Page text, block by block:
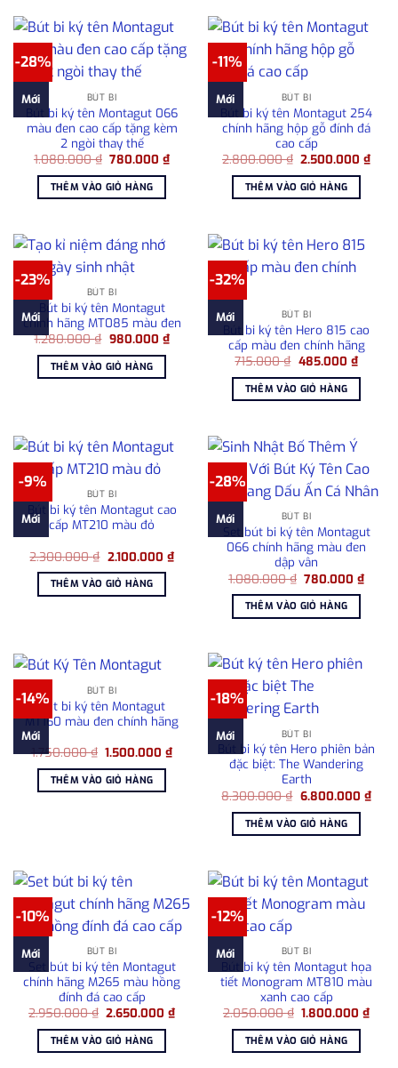
-28%
Mới BÚT BI
Bút bi ký tên Montagut 066
màu đen cao cấp tặng kèm
2 ngòi thay thế
1.080.000₫ Giá
là:
1.080.000 ₫.
780.000₫Giá
hiện
THÊM VÀO GIỎ HÀNG
-11%
Mới BÚT BI
Bút bi ký tên Montagut 254
chính hãng hộp gỗ đính đá
cao cấp
2.800.000₫ Giá
là:
2.800.000 ₫.
2.500.000₫Giá
hiện
THÊM VÀO GIỎ HÀNG
-23%
Mới
BÚT BI
Bút bi ký tên Montagut
chính hãng MT085 màu đen
1.280.000₫ Giá
là:
1.280.000 ₫.
980.000 ₫Giá
hiện
THÊM VÀO GIỎ HÀNG
-32%
Mới BÚT BI
Bút bi ký tên Hero 815 cao
cấp màu đen chính hãng
715.000₫ Giá
là:
715.000 ₫.
485.000 ₫Giá
hiện
tại
THÊM VÀO GIỎ HÀNG
-9%
Mới
BÚT BI
Bút bi ký tên Montagut cao
cấp MT210 màu đỏ
2.300.000₫ Giá
là:
2.300.000 ₫.
2.100.000 ₫Giá
hiện
THÊM VÀO GIỎ HÀNG
-28%
Mới BÚT BI
Set bút bi ký tên Montagut
066 chính hãng màu đen
dập vân
1.080.000₫ Giá
là:
1.080.000 ₫.
780.000₫Giá
hiện
THÊM VÀO GIỎ HÀNG
-14%
Mới
BÚT BI
Bút bi ký tên Montagut
MT160 màu đen chính hãng
1.750.000₫ Giá
là:
1.750.000 ₫.
1.500.000₫Giá
hiện
1.500.000 ₫.
THÊM VÀO GIỎ HÀNG
-18%
Mới BÚT BI
Bút bi ký tên Hero phiên bản
đặc biệt: The Wandering
Earth
8.300.000₫ Giá
là:
8.300.000 ₫.
6.800.000 ₫Giá
hiện
THÊM VÀO GIỎ HÀNG
-10%
Mới BÚT BI
Set bút bi ký tên Montagut
chính hãng M265 màu hồng
đính đá cao cấp
2.950.000₫ Giá
là:
2.950.000 ₫.
2.650.000₫Giá
hiện
2.650.000 ₫.
THÊM VÀO GIỎ HÀNG
-12%
Mới BÚT BI
Bút bi ký tên Montagut họa
tiết Monogram MT810 màu
xanh cao cấp
2.050.000₫ Giá
là:
2.050.000 ₫.
1.800.000₫Giá
hiện
THÊM VÀO GIỎ HÀNG